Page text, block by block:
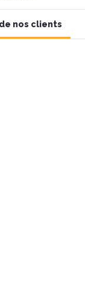
nos clients